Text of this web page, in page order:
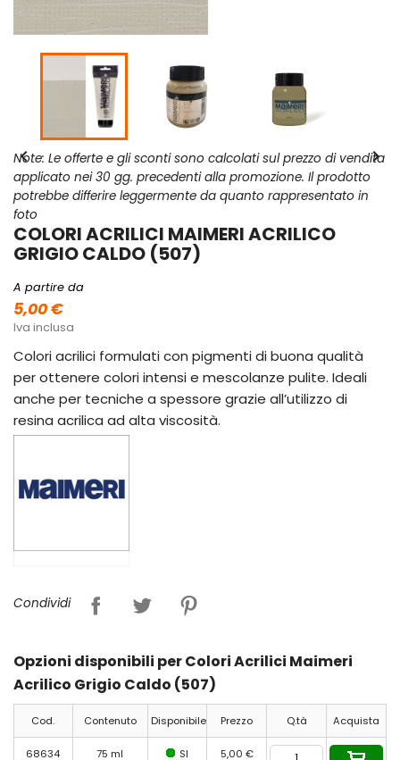
 
Note: Le offerte e gli sconti sono calcolati sul prezzo di vendita
applicato nei 30 gg. precedenti alla promozione. Il prodotto
potrebbe differire leggermente da quanto rappresentato in
foto
COLORI ACRILICI MAIMERI ACRILICO
GRIGIO CALDO (507)
A partire da
5,00 €
Iva inclusa
Colori acrilici formulati con pigmenti di buona qualità
per ottenere colori intensi e mescolanze pulite. Ideali
anche per tecniche a spessore grazie all’utilizzo di
resina acrilica ad alta viscosità.
Condividi
Opzioni disponibili per Colori Acrilici Maimeri
Acrilico Grigio Caldo (507)
Cod. Contenuto Disponibile Prezzo Q.tà Acquista
68634 75 ml SI 5,00 €